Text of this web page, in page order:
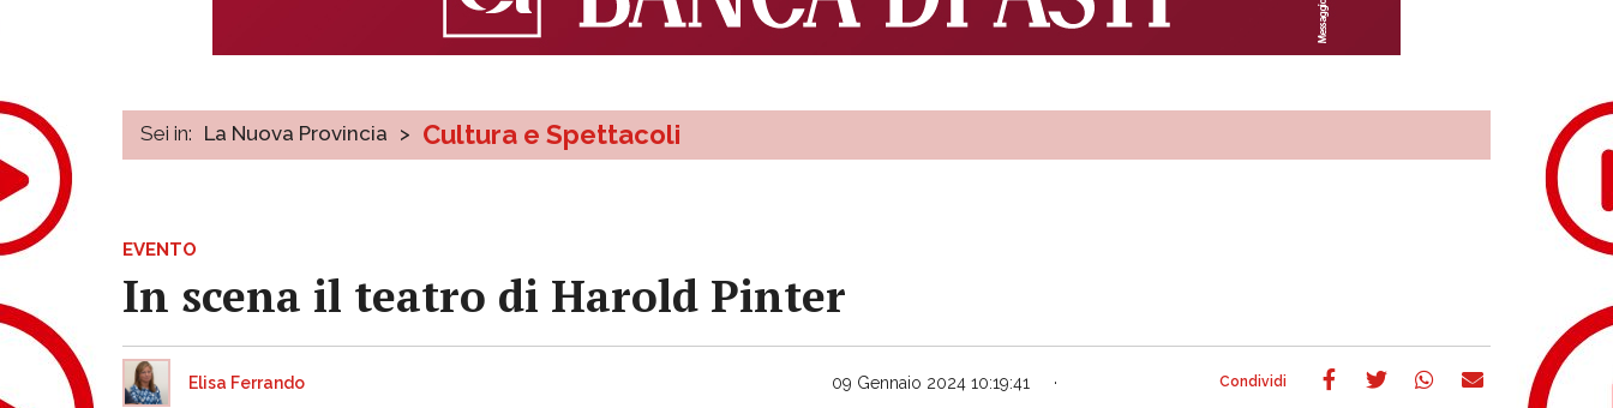
Sei in: La Nuova Provincia > Cultura e Spettacoli
EVENTO
In scena il teatro di Harold Pinter
Elisa Ferrando 09 Gennaio 2024 10:19:41